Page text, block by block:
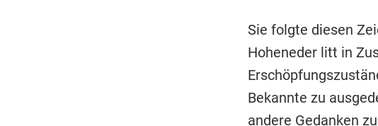
Sie folgte diesen
Hoheneder litt in
Bekannte zu
andere Gedanken